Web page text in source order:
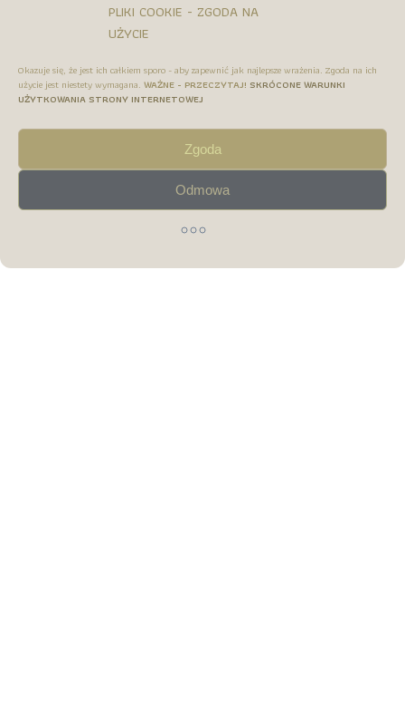
PLIKI COOKIE - ZGODA NA
UŻYCIE
Okazuje się, że jest ich całkiem sporo - aby zapewnić jak najlepsze wrażenia. Zgoda na ich
użycie jest niestety wymagana. WAŻNE - PRZECZYTAJ! SKRÓCONE WARUNKI
UŻYTKOWANIA STRONY INTERNETOWEJ
Zgoda
Odmowa